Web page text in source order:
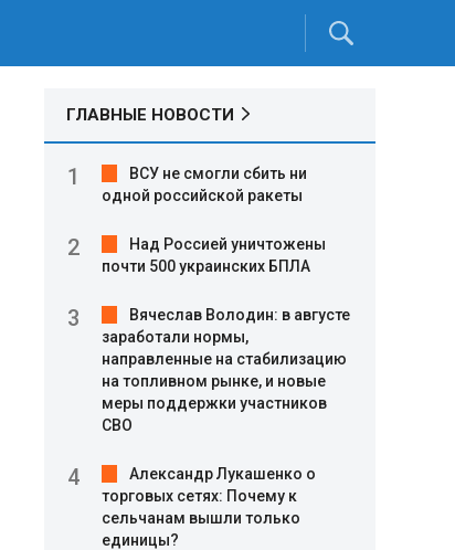
ГЛАВНЫЕ НОВОСТИ
ВСУ не смогли сбить ни
одной российской ракеты
Над Россией уничтожены
почти 500 украинских БПЛА
Вячеслав Володин: в августе
заработали нормы,
направленные на стабилизацию
на топливном рынке, и новые
меры поддержки участников
СВО
Александр Лукашенко о
торговых сетях: Почему к
сельчанам вышли только
единицы?